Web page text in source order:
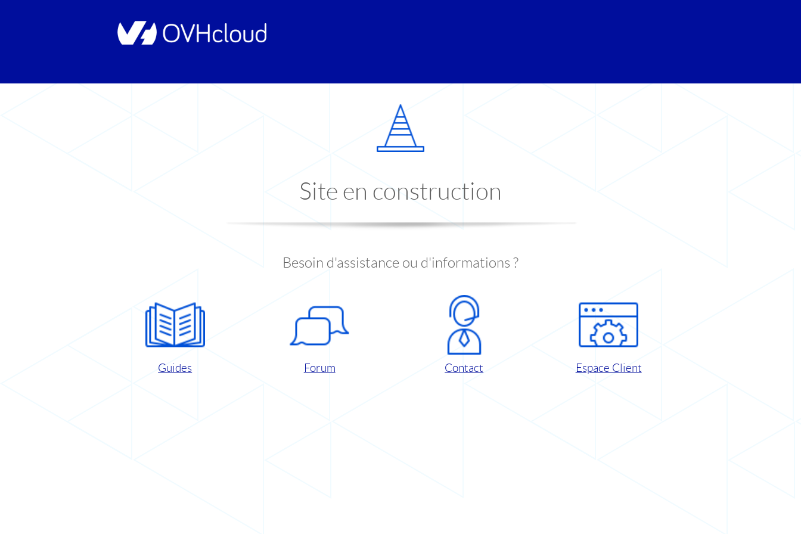
Site en construction
Besoin d'assistance ou d'informations ?
Guides Forum Contact Espace Client